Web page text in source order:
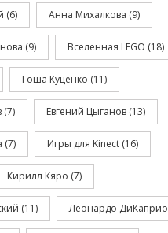
(6) Анна Михалкова (9)
(9) Вселенная LEGO (18)
Гоша Куценко (11)
(7) Евгений Цыганов (13)
(7) Игры для Kinect (16)
Кирилл Кяро (7)
(11) Леонардо ДиКаприо